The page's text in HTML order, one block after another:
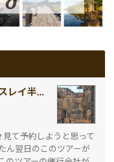
ベーシックプラン バンテアイスレイ半日観光（午前・午後発）
て予約しようと思って
ん翌日のこのツアーが